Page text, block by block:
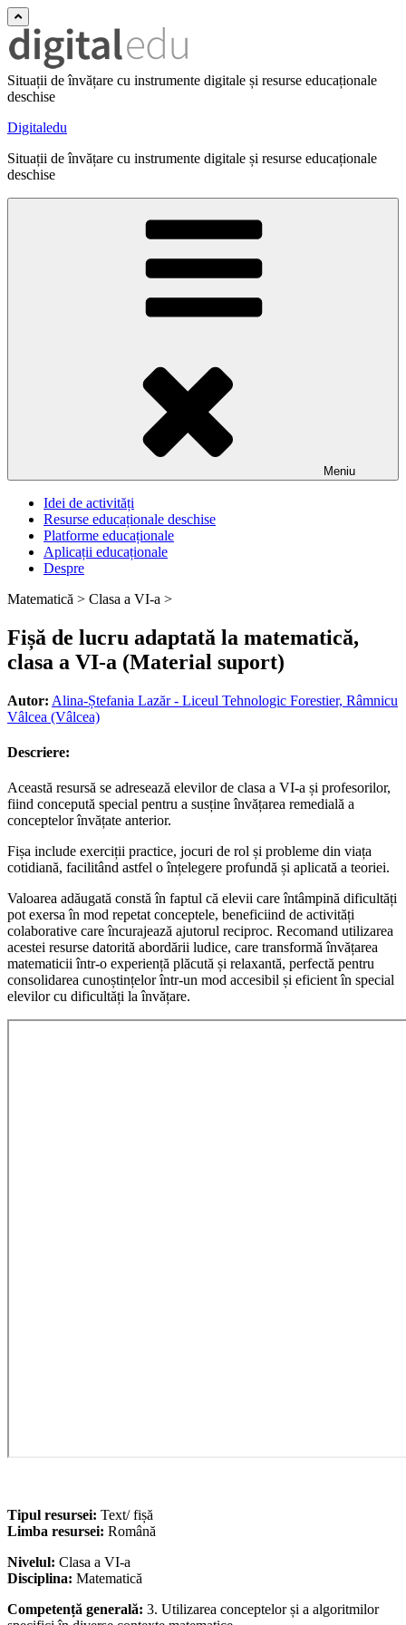
Situații de învățare cu instrumente digitale și resurse educaționale
deschise
Digitaledu
Situații de învățare cu instrumente digitale și resurse educaționale
deschise
Meniu
Idei de activități
Resurse educaționale deschise
Platforme educaționale
Aplicații educaționale
Despre
Matematică > Clasa a VI-a >
Fișă de lucru adaptată la matematică,
clasa a VI-a (Material suport)
Autor: Alina-Ștefania Lazăr - Liceul Tehnologic Forestier, Râmnicu
Vâlcea (Vâlcea)
Descriere:
Această resursă se adresează elevilor de clasa a VI-a și profesorilor,
fiind concepută special pentru a susține învățarea remedială a
conceptelor învățate anterior.
Fișa include exerciții practice, jocuri de rol și probleme din viața
cotidiană, facilitând astfel o înțelegere profundă și aplicată a teoriei.
Valoarea adăugată constă în faptul că elevii care întâmpină dificultăți
pot exersa în mod repetat conceptele, beneficiind de activități
colaborative care încurajează ajutorul reciproc. Recomand utilizarea
acestei resurse datorită abordării ludice, care transformă învățarea
matematicii într-o experiență plăcută și relaxantă, perfectă pentru
consolidarea cunoștințelor într-un mod accesibil și eficient în special
elevilor cu dificultăți la învățare.
Tipul resursei: Text/ fișă
Limba resursei: Română
Nivelul: Clasa a VI-a
Disciplina: Matematică
Competență generală: 3. Utilizarea conceptelor și a algoritmilor